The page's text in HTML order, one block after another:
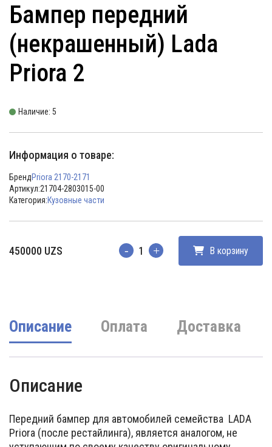
Бампер передний
(некрашенный) Lada
Priora 2
Наличие: 5
Информация о товаре:
БрендPriora 2170-2171
Артикул:21704-2803015-00
Категория:Кузовные части
450000 UZS Количество В корзину
Описание Оплата Доставка
Описание
Передний бампер для автомобилей семейства LADA
Priora (после рестайлинга), является аналогом, не